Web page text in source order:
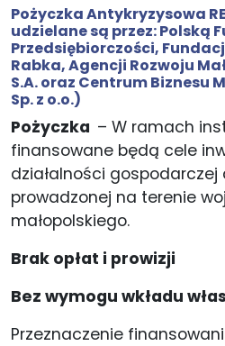
Pożyczka Antykryzysowa
udzielane są przez:Polską
Przedsiębiorczości,
Rabka,Agencji Rozwoju
S.A.oraz Centrum Biznesu
Sp. z o.o.)
Pożyczka – W ramach
finansowane będą cele
działalności gospodarczej
prowadzonej na terenie
małopolskiego.
Brak opłat i prowizji
Bez wymogu wkładu
Przeznaczenie